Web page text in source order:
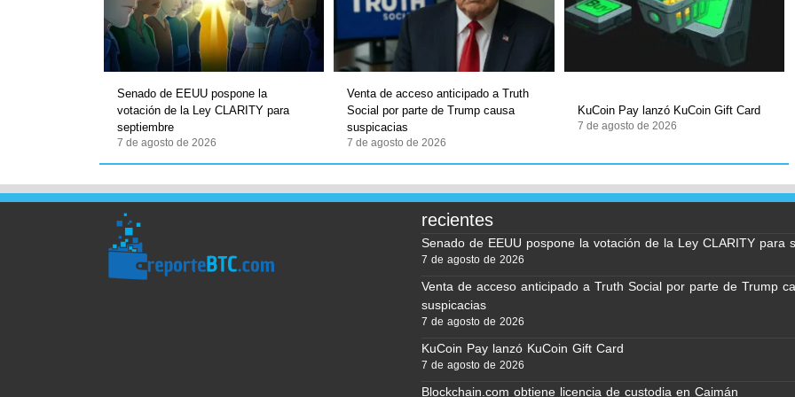
Senado de EEUU pospone la
votación de la Ley CLARITY para
septiembre
7 de agosto de 2026
Venta de acceso anticipado a Truth
Social por parte de Trump causa
suspicacias
7 de agosto de 2026
KuCoin Pay lanzó KuCoin Gift Card
7 de agosto de 2026
recientes
Senado de EEUU pospone la votación de la Ley CLARITY para
7 de agosto de 2026
Venta de acceso anticipado a Truth Social por parte de Trump
suspicacias
7 de agosto de 2026
KuCoin Pay lanzó KuCoin Gift Card
7 de agosto de 2026
Blockchain.com obtiene licencia de custodia en Caimán